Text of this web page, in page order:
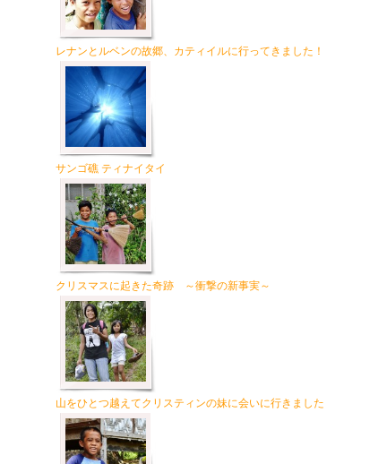
レナンとルベンの故郷、カティイルに行ってきました！
サンゴ礁 ティナイタイ
クリスマスに起きた奇跡 ～衝撃の新事実～
山をひとつ越えてクリスティンの妹に会いに行きました